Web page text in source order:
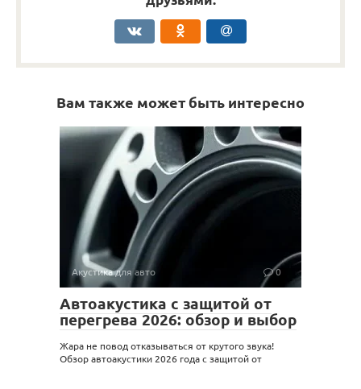
Вам также может быть интересно
Акустика для авто 0
Автоакустика с защитой от
перегрева 2026: обзор и выбор
Жара не повод отказываться от крутого звука!
Обзор автоакустики 2026 года с защитой от